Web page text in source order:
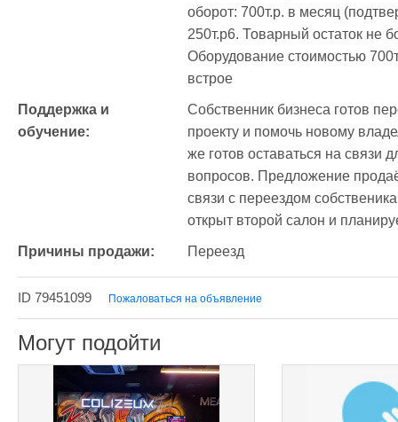
оборот: 700т.р. в месяц
250т.р6. Товарный остаток не
Оборудование стоимостью
встрое
Поддержка и
обучение:
Собственник бизнеса готов
проекту и помочь новому
же готов оставаться на
вопросов. Предложение
связи с переездом
открыт второй салон и
Причины продажи: Переезд
ID 79451099 Пожаловаться на объявление
Могут подойти